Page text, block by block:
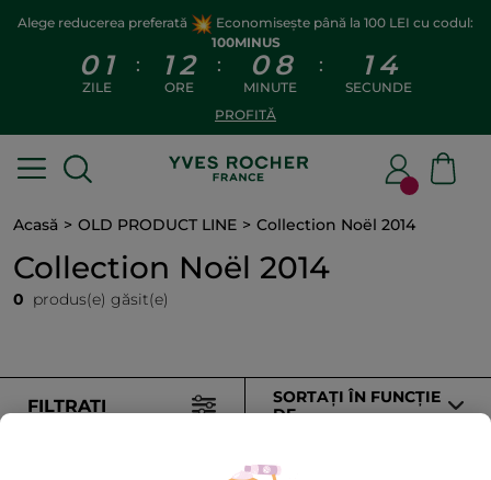
Alege reducerea preferată
Economisește până la 100 LEI cu codul:
100MINUS
0 1
ZILE
: 1 2
ORE
: 0 8
MINUTE
: 1 4
SECUNDE
PROFITĂ
Acasă OLD PRODUCT LINE Collection Noël 2014
Collection Noël 2014
0 produs(e) găsit(e)
FILTRAȚI
SORTAȚI ÎN FUNCȚIE
DE